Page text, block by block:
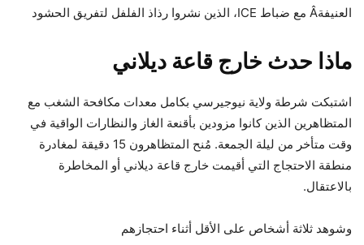
العنيفةÂ مع ضباط ICE، الذين نشروا رذاذ الفلفل لتفريق الحشود
ماذا حدث خارج قاعة ديلاني
اشتبكت شرطة ولاية نيوجيرسي بكامل معدات مكافحة الشغب مع
المتظاهرين الذين كانوا مزودين بأقنعة الغاز والنظارات الواقية في
وقت متأخر من ليلة الجمعة. مُنح المتظاهرون 15 دقيقة لمغادرة
منطقة الاحتجاج التي أقيمت خارج قاعة ديلاني أو المخاطرة
بالاعتقال.
وشوهد ثلاثة أشخاص على الأقل أثناء احتجازهم